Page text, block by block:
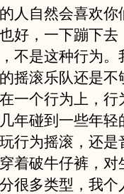
人自然会喜欢你
好，一下蹦下去
不是这种行为。
摇滚乐队还是不
一个行为上，行
年碰到一些年轻
行为摇滚，还是
着破牛仔裤，对
很多类型，我个